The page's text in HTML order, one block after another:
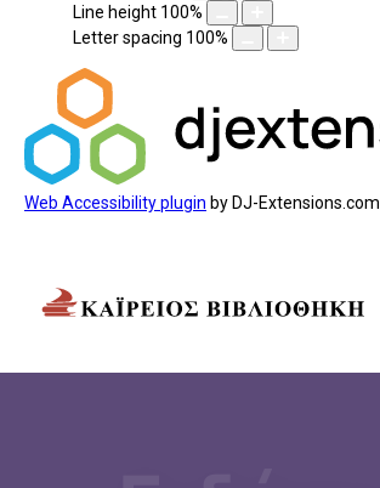
Line height 100%
Letter spacing 100%
Web Accessibility plugin by DJ-Extensions.com